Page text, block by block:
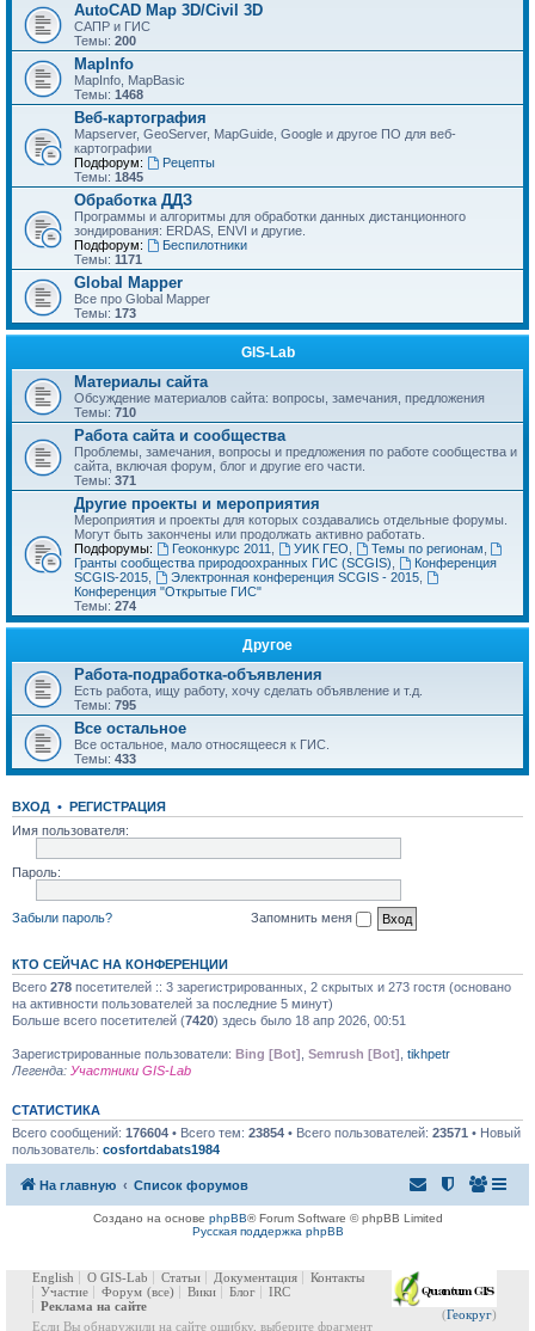
AutoCAD Map 3D/Civil 3D
САПР и ГИС
Темы: 200
MapInfo
MapInfo, MapBasic
Темы: 1468
Веб-картография
Mapserver, GeoServer, MapGuide, Google и другое ПО для веб-
картографии
Подфорум:
Рецепты
Темы: 1845
Обработка ДДЗ
Программы и алгоритмы для обработки данных дистанционного
зондирования: ERDAS, ENVI и другие.
Подфорум:
Беспилотники
Темы: 1171
Global Mapper
Все про Global Mapper
Темы: 173
GIS-Lab
Материалы сайта
Обсуждение материалов сайта: вопросы, замечания, предложения
Темы: 710
Работа сайта и сообщества
Проблемы, замечания, вопросы и предложения по работе сообщества и
сайта, включая форум, блог и другие его части.
Темы: 371
Другие проекты и мероприятия
Мероприятия и проекты для которых создавались отдельные форумы.
Могут быть закончены или продолжать активно работать.
Подфорумы:
Геоконкурс 2011 УИК ГЕО Темы по регионам
Гранты сообщества природоохранных ГИС (SCGIS)
Конференция
SCGIS-2015
Электронная конференция SCGIS - 2015,
Конференция "Открытые ГИС"
Темы: 274
Другое
Работа-подработка-объявления
Есть работа, ищу работу, хочу сделать объявление и т.д.
Темы: 795
Все остальное
Все остальное, мало относящееся к ГИС.
Темы: 433
ВХОД • РЕГИСТРАЦИЯ
Имя пользователя:
Пароль:
Забыли пароль? Запомнить меня
КТО СЕЙЧАС НА КОНФЕРЕНЦИИ
Всего 278 посетителей :: 3 зарегистрированных, 2 скрытых и 273 гостя (основано
на активности пользователей за последние 5 минут)
Больше всего посетителей (7420) здесь было 18 апр 2026, 00:51
Зарегистрированные пользователи: Bing [Bot] Semrush [Bot] tikhpetr
Легенда: Участники GIS-Lab
СТАТИСТИКА
Всего сообщений: 176604 • Всего тем: 23854 • Всего пользователей: 23571 • Новый
пользователь: cosfortdabats1984
На главную Список форумов
Создано на основе phpBB® Forum Software © phpBB Limited
Русская поддержка phpBB
(Геокруг)
English О GIS-Lab Статьи Документация
Контакты
Участие
Форум (все) Вики Блог
IRC
Реклама на сайте
Если Вы обнаружили на сайте ошибку, выберите фрагмент